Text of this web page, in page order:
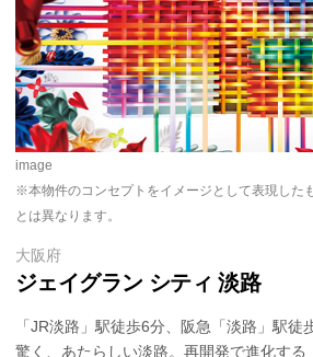
image
※本物件のコンセプトをイメージとして表現した
とは異なります。
大阪府
ジェイグラン シティ 淡路
「JR淡路」駅徒歩6分、阪急「淡路」駅徒
驚く、あたらしい淡路。再開発で進化する